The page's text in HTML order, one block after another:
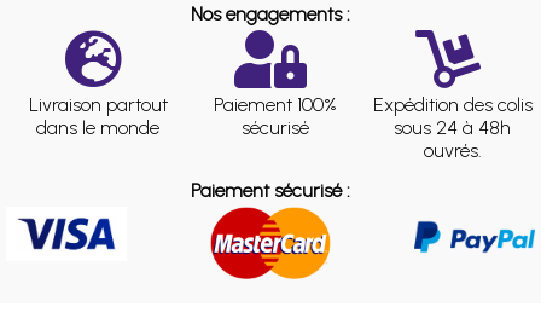
Nos engagements :
Livraison partout
dans le monde
Paiement 100%
sécurisé
Expédition des colis
sous 24 à 48h
ouvrés.
Paiement sécurisé :